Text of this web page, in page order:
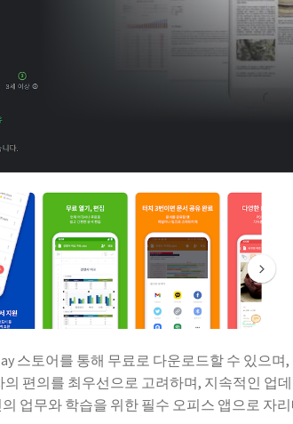
스토어를 통해 무료로 다운로드할 수 있으
편의를 최우선으로 고려하며, 지속적인 업
업무와 학습을 위한 필수 오피스 앱으로 자